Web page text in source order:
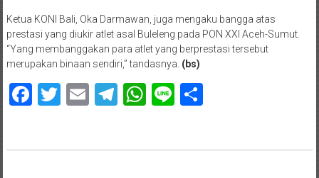
Ketua KONI Bali, Oka Darmawan, juga mengaku bangga atas
prestasi yang diukir atlet asal Buleleng pada PON XXI Aceh-Sumut.
“Yang membanggakan para atlet yang berprestasi tersebut
merupakan binaan sendiri,” tandasnya. (bs)
Facebook
Twitter
EmailTelegram
WhatsApp
LineShare